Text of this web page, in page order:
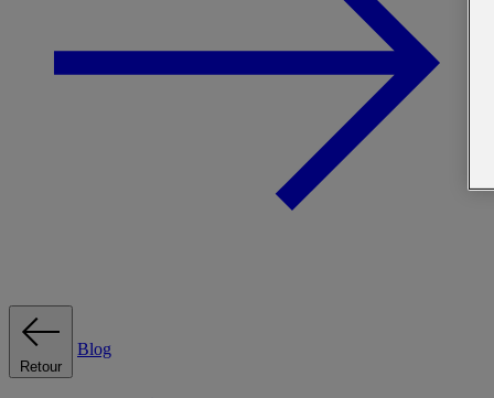
Retour
Blog